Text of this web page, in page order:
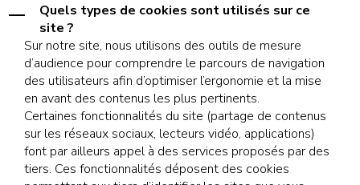
Quels types de cookies sont utilisés sur ce
site ?
Sur notre site, nous utilisons des outils de mesure
d’audience pour comprendre le parcours de navigation
des utilisateurs afin d’optimiser l’ergonomie et la mise
en avant des contenus les plus pertinents.
Certaines fonctionnalités du site (partage de contenus
sur les réseaux sociaux, lecteurs vidéo, applications)
font par ailleurs appel à des services proposés par des
tiers. Ces fonctionnalités déposent des cookies